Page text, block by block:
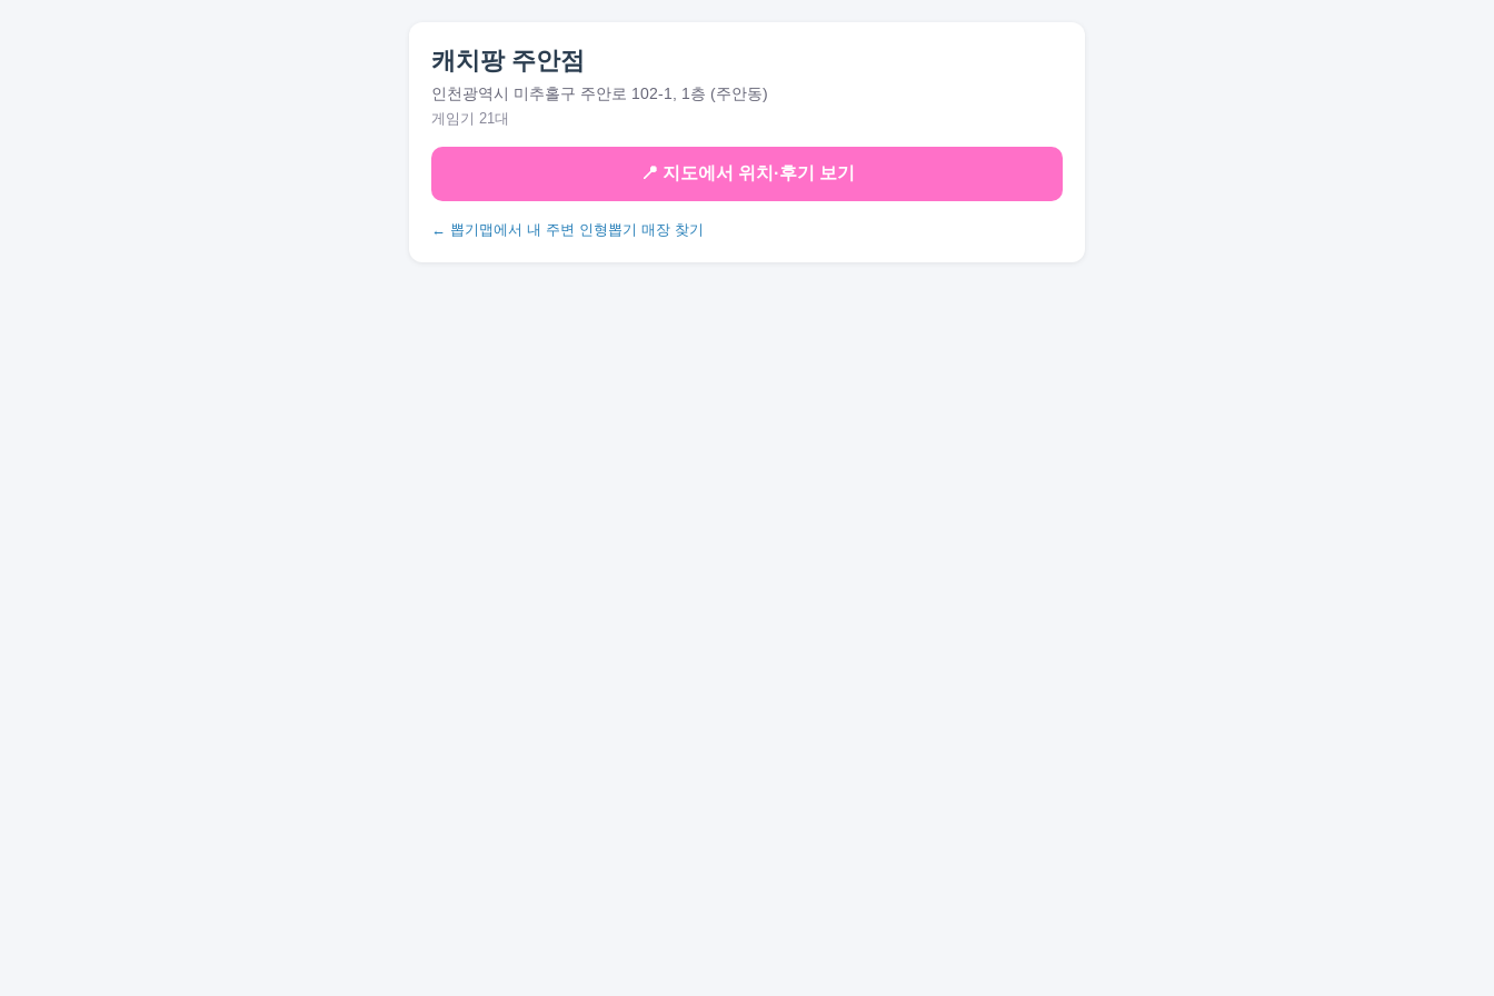
캐치팡 주안점
인천광역시 미추홀구 주안로 102-1, 1층 (주안동)
게임기 21대
📍 지도에서 위치·후기 보기
← 뽑기맵에서 내 주변 인형뽑기 매장 찾기